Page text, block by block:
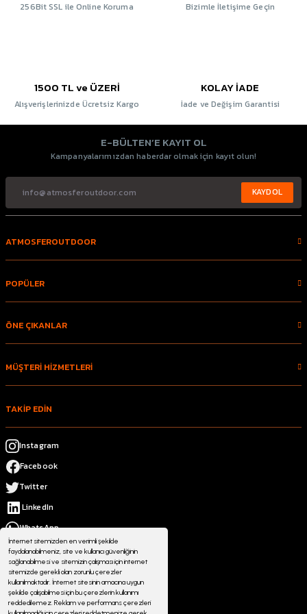
İnternet sitemizden en verimli şekilde
faydalanabilmeniz, site ve kullanıcı güvenliğinin
sağlanabilmesi ve sitemizin çalışması için internet
sitemizde gerekli olan zorunlu çerezler
kullanılmaktadır. İnternet sitesinin amacına uygun
şekilde çalışabilmesi için bu çerezlerin kullanımı
reddedilemez. Reklam ve performans çerezleri
256Bit SSL ile Online Koruma Bizimle İletişime Geçin
1500 TL ve ÜZERİ
Alışverişlerinizde Ücretsiz Kargo
KOLAY İADE
İade ve Değişim Garantisi
E-BÜLTEN’E KAYIT OL
Kampanyalarımızdan haberdar olmak için kayıt olun!
KAYDOL
ATMOSFEROUTDOOR
POPÜLER
ÖNE ÇIKANLAR
MÜŞTERİ HİZMETLERİ
TAKİP EDİN
Instagram
Facebook
Twitter
LinkedIn
WhatsApp